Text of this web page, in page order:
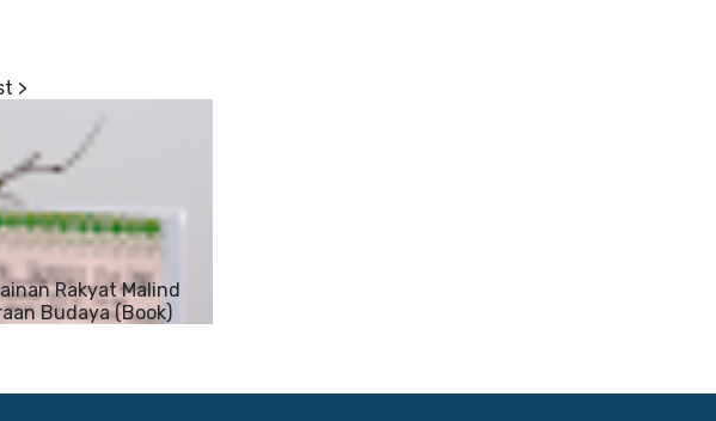
Rakyat Malind
Budaya (Book)